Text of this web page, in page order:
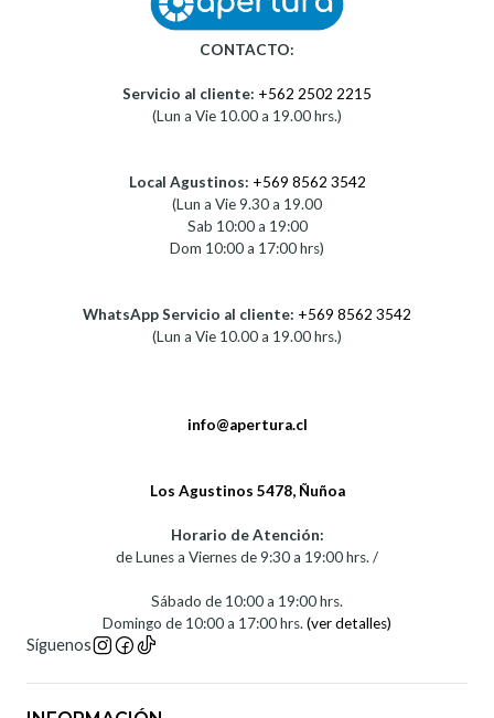
CONTACTO:
Servicio al cliente: +562 2502 2215
(Lun a Vie 10.00 a 19.00 hrs.)
Local Agustinos: +569 8562 3542
(Lun a Vie 9.30 a 19.00
Sab 10:00 a 19:00
Dom 10:00 a 17:00 hrs)
WhatsApp Servicio al cliente: +569 8562 3542
(Lun a Vie 10.00 a 19.00 hrs.)
info@apertura.cl
Los Agustinos 5478, Ñuñoa
Horario de Atención:
de Lunes a Viernes de 9:30 a 19:00 hrs. /
Sábado de 10:00 a 19:00 hrs.
Domingo de 10:00 a 17:00 hrs.(ver detalles)
Síguenos